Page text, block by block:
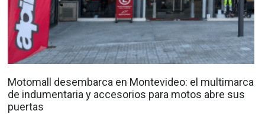
Motomall desembarca en Montevideo: el multimarca
de indumentaria y accesorios para motos abre sus
puertas